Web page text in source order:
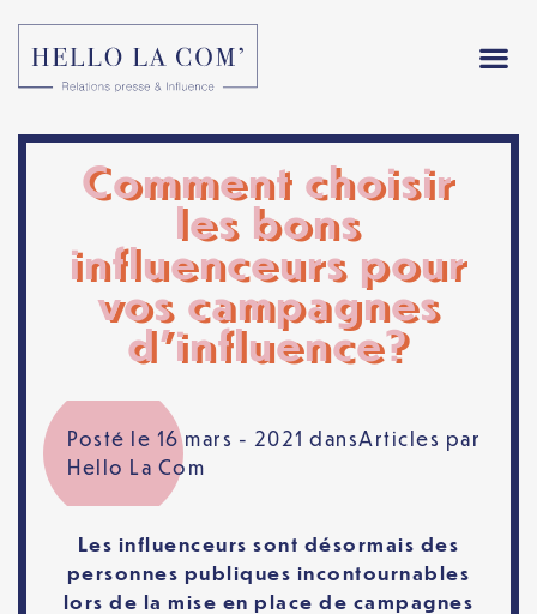
Comment choisir
les bons
influenceurs pour
vos campagnes
d’influence?
Posté le 16 mars - 2021 dansArticles par
Hello La Com
Les influenceurs sont désormais des
personnes publiques incontournables
lors de la mise en place de campagnes